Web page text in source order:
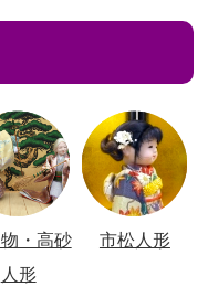
・高砂
人形
市松人形